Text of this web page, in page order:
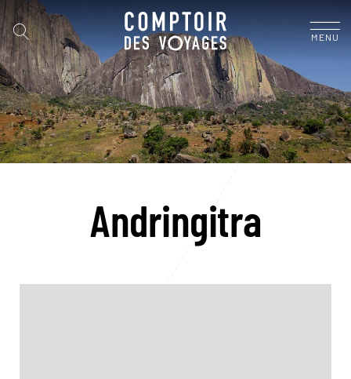
MENU
Andringitra